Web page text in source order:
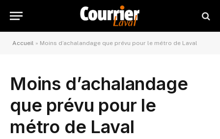
Accueil » Moins d’achalandage que prévu pour le métro de Laval
Moins d’achalandage
que prévu pour le
métro de Laval